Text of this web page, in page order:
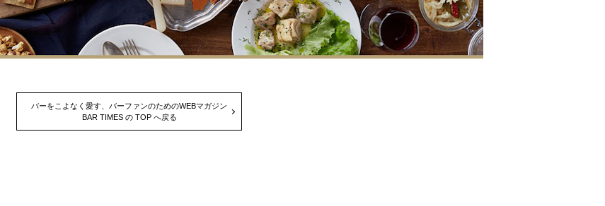
バーをこよなく愛す、バーファンのためのWEBマガジン
BAR TIMES の TOP へ戻る